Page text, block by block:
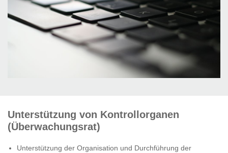
Unterstützung von Kontrollorganen
(Überwachungsrat)
Unterstützung der Organisation und Durchführung der